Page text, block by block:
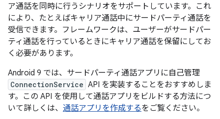
ア通話を同時に行うシナリオをサポートしています。これ
により、たとえばキャリア通話中にサードパーティ通話を
受信できます。フレームワークは、ユーザーがサードパー
ティ通話を行っているときにキャリア通話を保留にしてお
く必要があります。
Android 9 では、サードパーティ通話アプリに自己管理
ConnectionService API を実装することをおすすめしま
す。この API を使用して通話アプリをビルドする方法につ
いて詳しくは、 通話アプリを作成するをご覧ください。